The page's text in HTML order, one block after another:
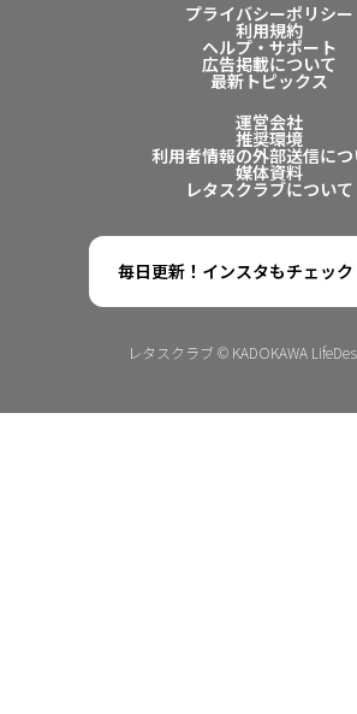
プライバシーポリシー
利用規約
ヘルプ・サポート
広告掲載について
最新トピックス
運営会社
推奨環境
利用者情報の外部送信につ
媒体資料
レタスクラブについて
毎日更新！インスタもチェック
レタスクラブ © KADOKAWA